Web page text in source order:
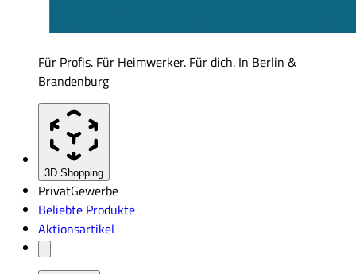
Für Profis. Für Heimwerker. Für dich. In Berlin &
Brandenburg
3D Shopping
PrivatGewerbe
Beliebte Produkte
Aktionsartikel